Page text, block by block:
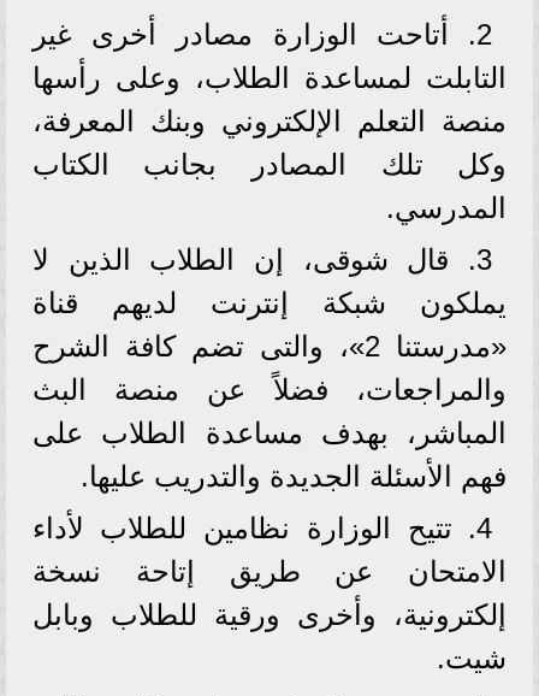
2. أتاحت الوزارة مصادر أخرى غير
التابلت لمساعدة الطلاب، وعلى رأسها
منصة التعلم الإلكتروني وبنك المعرفة،
وكل تلك المصادر بجانب الكتاب
المدرسي.
3. قال شوقى، إن الطلاب الذين لا
يملكون شبكة إنترنت لديهم قناة
«مدرستنا 2»، والتى تضم كافة الشرح
والمراجعات، فضلاً عن منصة البث
المباشر، بهدف مساعدة الطلاب على
فهم الأسئلة الجديدة والتدريب عليها.
4. تتيح الوزارة نظامين للطلاب لأداء
الامتحان عن طريق إتاحة نسخة
إلكترونية، وأخرى ورقية للطلاب وبابل
شيت.